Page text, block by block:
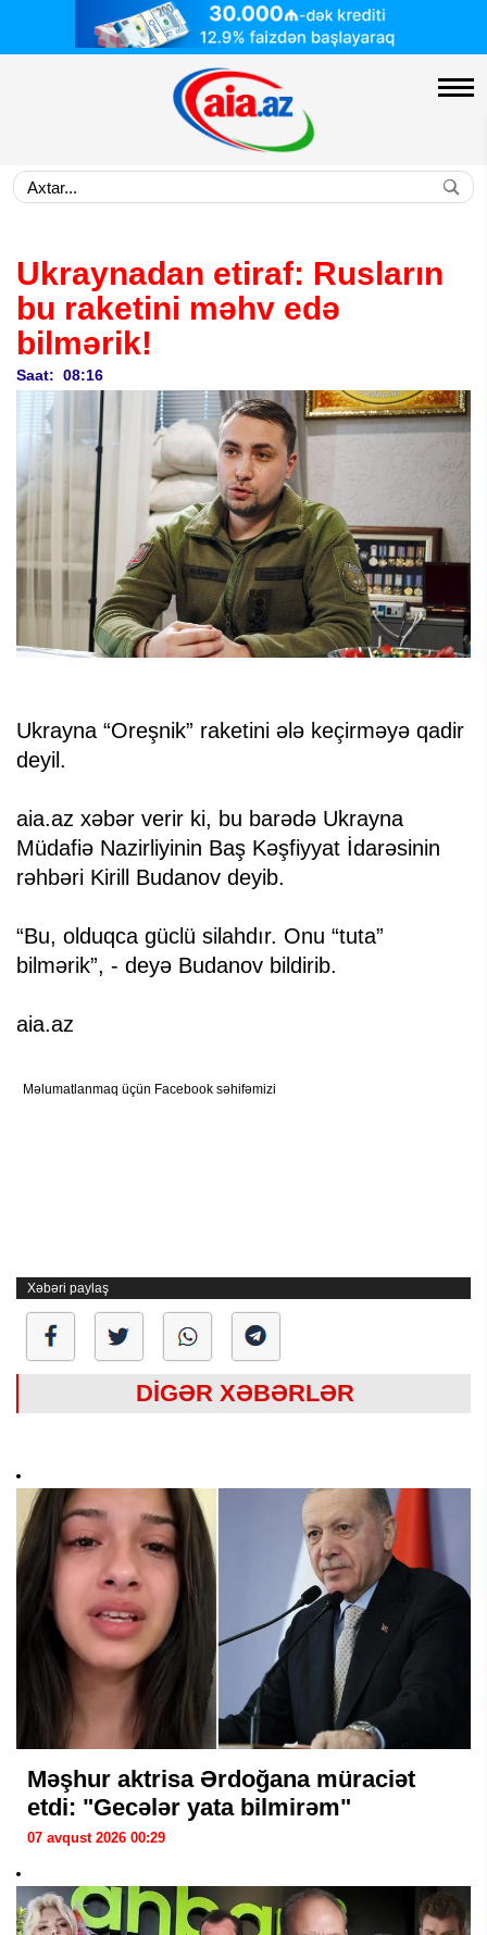
Ukraynadan etiraf: Rusların
bu raketini məhv edə
bilmərik!
Saat: 08:16
Ukrayna “Oreşnik” raketini ələ keçirməyə qadir
deyil.
aia.az xəbər verir ki, bu barədə Ukrayna
Müdafiə Nazirliyinin Baş Kəşfiyyat İdarəsinin
rəhbəri Kirill Budanov deyib.
“Bu, olduqca güclü silahdır. Onu “tuta”
bilmərik”, - deyə Budanov bildirib.
aia.az
Məlumatlanmaq üçün Facebook səhifəmizi
Xəbəri paylaş
DİGƏR XƏBƏRLƏR
Məşhur aktrisa Ərdoğana müraciət
etdi: "Gecələr yata bilmirəm"
07 avqust 2026 00:29